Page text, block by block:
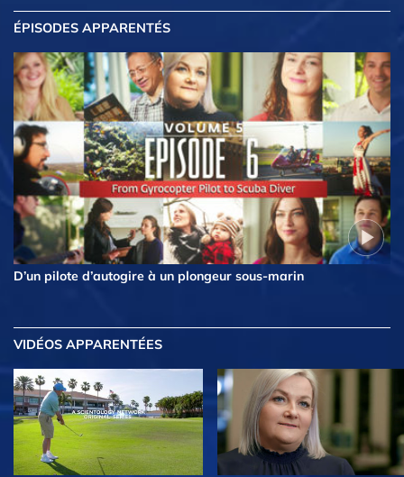
ÉPISODES APPARENTÉS
D’un pilote d’autogire à un plongeur sous-marin
VIDÉOS APPARENTÉES